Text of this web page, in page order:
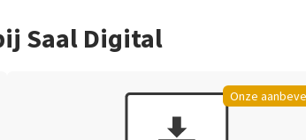
Saal Digital
Onze